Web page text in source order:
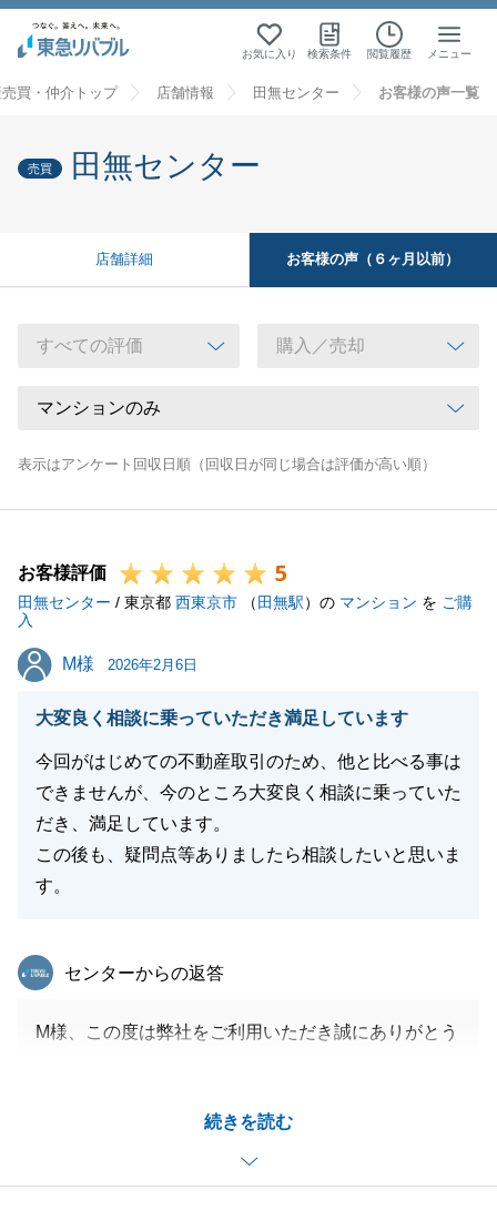
お気に入り 検索条件 閲覧履歴 メニュー
買・仲介トップ 店舗情報 田無センター お客様の声一覧
売買 田無センター
店舗詳細 お客様の声（６ヶ月以前）
表示はアンケート回収日順（回収日が同じ場合は評価が高い順）
お客様評価 5
田無センター / 東京都 西東京市 （ 田無駅）の マンション を ご購
入
M様
M様 2026年2月6日
大変良く相談に乗っていただき満足しています
今回がはじめての不動産取引のため、他と比べる事は
できませんが、今のところ大変良く相談に乗っていた
だき、満足しています。
この後も、疑問点等ありましたら相談したいと思いま
す。
続きを読む
東急リバブル
センターからの返答
M様、この度は弊社をご利用いただき誠にありがとう
また不動産の事に関しまして、お困りの事等ございま
したら